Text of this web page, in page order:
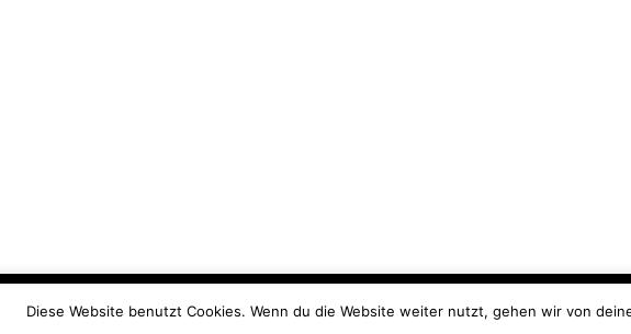
Cookies. Ich gehe davon aus, dass du einverstanden bist. Du kannst die Cookies aber
Diese Website benutzt Cookies. Wenn du die Website weiter nutzt, gehen wir von